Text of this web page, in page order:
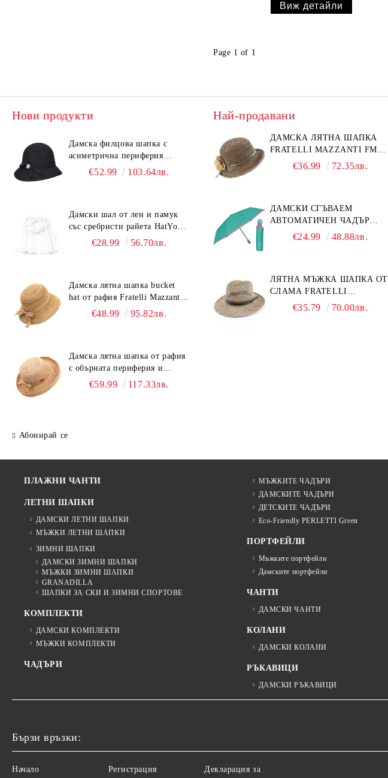
Виж детайли
Page 1 of 1
Нови продукти
Дамска филцова шапка с
асиметрична периферия
HatYou CF0376 | Черен
€52.99 103.64лв.
Дамски шал от лен и памук
със сребристи райета HatYou |
90x180 см | Бял
€28.99 56.70лв.
Дамска лятна шапка bucket
hat от рафия Fratelli Mazzanti |
Светлокафяв
€48.99 95.82лв.
Дамска лятна шапка от рафия
с обърната периферия и
бежова лента Fratelli Mazzanti
€59.99 117.33лв.
Абонирай се
Най-продавани
ДАМСКА ЛЯТНА ШАПКА
FRATELLI MAZZANTI FM
6774, НАТУРАЛЕН/ЖЪЛТО
€36.99 72.35лв.
ДАМСКИ СГЪВАЕМ
АВТОМАТИЧЕН ЧАДЪР
OPEN-CLOSE | PERLETTI
€24.99 48.88лв.
ЛЯТНА МЪЖКА ШАПКА ОТ
СЛАМА FRATELLI
MAZZANTI FM 7936,
€35.79 70.00лв.
ПЛАЖНИ ЧАНТИ
ЛЕТНИ ШАПКИ
ДАМСКИ ЛЕТНИ ШАПКИ
МЪЖКИ ЛЕТНИ ШАПКИ
ЗИМНИ ШАПКИ
ДАМСКИ ЗИМНИ ШАПКИ
МЪЖКИ ЗИМНИ ШАПКИ
GRANADILLA
ШАПКИ ЗА СКИ И ЗИМНИ СПОРТОВЕ
КОМПЛЕКТИ
ДАМСКИ КОМПЛЕКТИ
МЪЖКИ КОМПЛЕКТИ
ЧАДЪРИ
МЪЖКИТЕ ЧАДЪРИ
ДАМСКИТЕ ЧАДЪРИ
ДЕТСКИТЕ ЧАДЪРИ
Eco-Friendly PERLETTI Green
ПОРТФЕЙЛИ
Мъжките портфейли
Дамските портфейли
ЧАНТИ
ДАМСКИ ЧАНТИ
КОЛАНИ
ДАМСКИ КОЛАНИ
РЪКАВИЦИ
ДАМСКИ РЪКАВИЦИ
Бързи връзки:
Начало Регистрация
Декларация за